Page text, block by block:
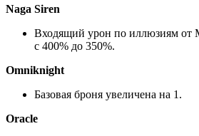
Naga Siren
Входящий урон по иллюзиям от
с 400% до 350%.
Omniknight
Базовая броня увеличена на 1.
Oracle